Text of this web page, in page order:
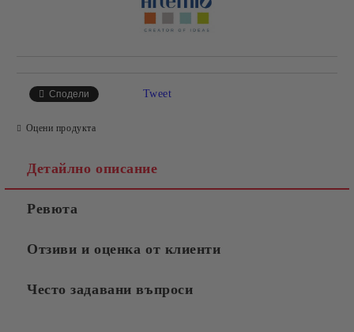
Сподели Tweet
Оцени продукта
Детайлно описание
Ревюта
Отзиви и оценка от клиенти
Често задавани въпроси